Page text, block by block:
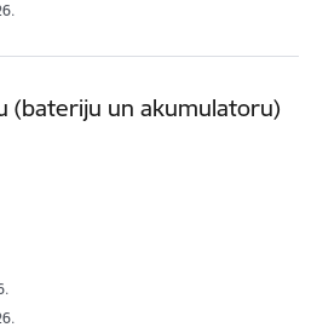
(bateriju un akumulatoru)